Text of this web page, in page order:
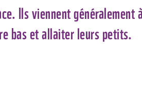
Ils viennent généralement
bas et allaiter leurs petits.